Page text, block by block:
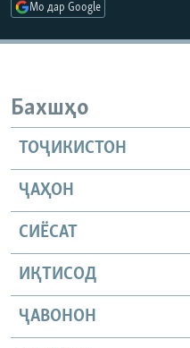
Мо дар Google
Бахшҳо
ТОҶИКИСТОН
ҶАҲОН
СИЁСАТ
ИҚТИСОД
ҶАВОНОН